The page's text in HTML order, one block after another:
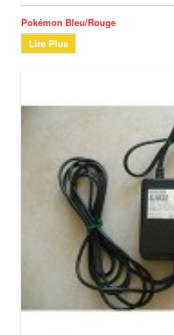
Pokémon Bleu/Rouge
Lire Plus